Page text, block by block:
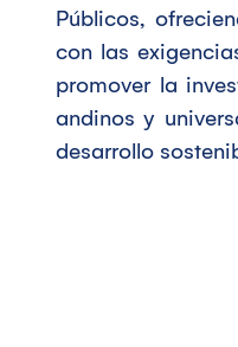
Públicos,
con las
promover la
andinos y
desarrollo